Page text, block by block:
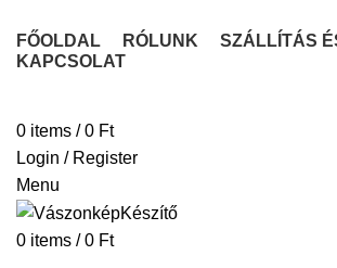
FŐOLDAL RÓLUNK
SZÁLLÍTÁS
KAPCSOLAT
0 items / 0 Ft
Login / Register
Menu
0 items / 0 Ft